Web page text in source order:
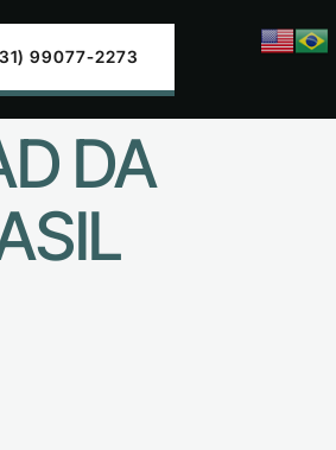
99077-2273
DA